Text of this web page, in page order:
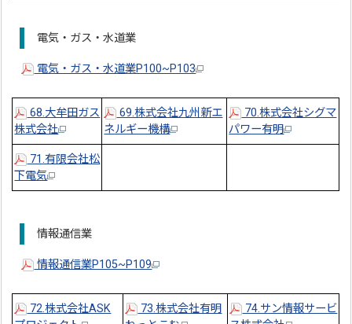
電気・ガス・水道業
電気・ガス・水道業P100~P103
68.大牟田ガス
株式会社
69.株式会社九州新エ
ネルギー機構
70.株式会社シグマ
パワー有明
71.有限会社松
下電気
情報通信業
情報通信業P105~P109
72.株式会社ASK
73.株式会社有明
74.サン情報サービ